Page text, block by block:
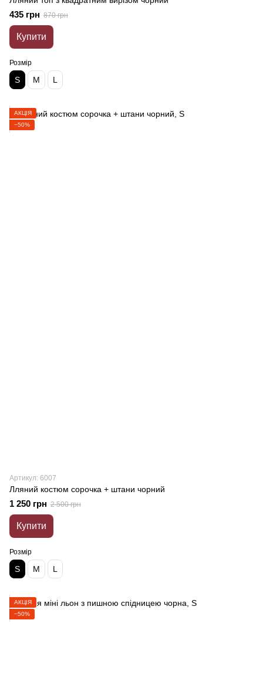
435 грн 870 грн
Купити
Розмір
S M L
АКЦІЯ
−50%
Артикул: 6007
Лляний костюм сорочка + штани чорний
1 250 грн 2 500 грн
Купити
Розмір
S M L
АКЦІЯ
−50%